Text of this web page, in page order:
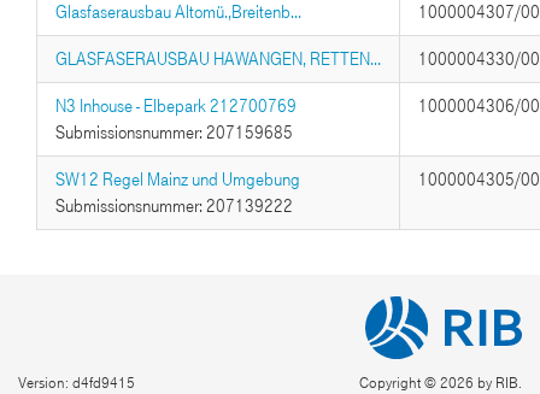
Glasfaserausbau Altomü.,Breitenb... 1000004307/
GLASFASERAUSBAU HAWANGEN, RETTEN... 1000004330/
N3 Inhouse - Elbepark 212700769
Submissionsnummer: 207159685
1000004306/
SW12 Regel Mainz und Umgebung
Submissionsnummer: 207139222
1000004305/
Version: d4fd9415
Copyright © 2026 by RIB.